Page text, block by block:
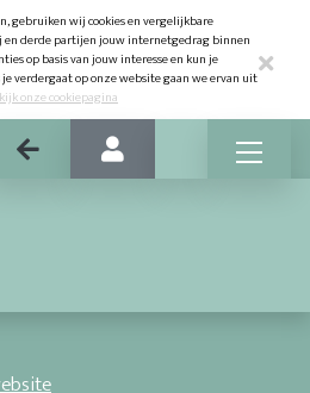
gebruiken wij cookies en vergelijkbare
en derde partijen jouw internetgedrag binnen
op basis van jouw interesse en kun je
verdergaat op onze website gaan we ervan uit
onze cookiepagina